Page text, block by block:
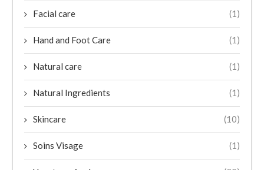
Facial care (1)
Hand and Foot Care (1)
Natural care (1)
Natural Ingredients (1)
Skincare (10)
Soins Visage (1)